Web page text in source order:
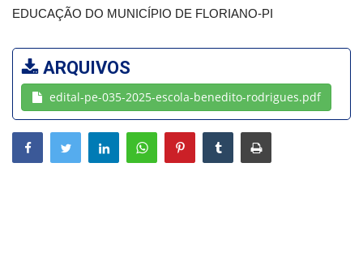
Notícias
Vídeos
Webmail
Contato
EDUCAÇÃO DO MUNICÍPIO DE FLORIANO-PI
ARQUIVOS
edital-pe-035-2025-escola-benedito-rodrigues.pdf